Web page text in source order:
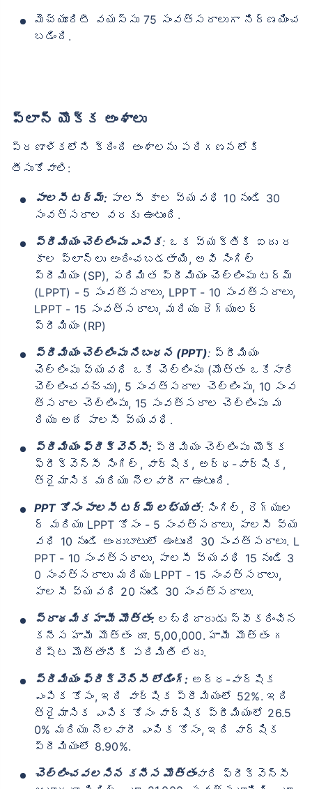
మెచ్యూరిటీ వయస్సు 75 సంవత్సరాలుగా నిర్ణయించ
బడింది.
ప్లాన్ యొక్క అంశాలు
ప్రణాళికలోని క్రింది అంశాలను పరిగణనలోకి
తీసుకోవాలి:
పాలసీ టర్మ్: పాలసీ కాల వ్యవధి 10 నుండి 30
సంవత్సరాల వరకు ఉంటుంది.
ప్రీమియం చెల్లింపు ఎంపిక: ఒక వ్యక్తికి ఐదు ర
కాల ప్లాన్‌లు అందించబడతాయి, అవి సింగిల్
ప్రీమియం (SP), పరిమిత ప్రీమియం చెల్లింపు టర్మ్
(LPPT) - 5 సంవత్సరాలు, LPPT - 10 సంవత్సరాలు,
LPPT - 15 సంవత్సరాలు, మరియు రెగ్యులర్
ప్రీమియం (RP)
ప్రీమియం చెల్లింపు నిబంధన (PPT): ప్రీమియం
చెల్లింపు వ్యవధి ఒకే చెల్లింపు (మొత్తం ఒకేసారి
చెల్లించవచ్చు), 5 సంవత్సరాల చెల్లింపు, 10 సంవ
త్సరాల చెల్లింపు, 15 సంవత్సరాల చెల్లింపు మ
రియు అదే పాలసీ వ్యవధి.
ప్రీమియం ఫ్రీక్వెన్సీ: ప్రీమియం చెల్లింపు యొక్క
ఫ్రీక్వెన్సీ సింగిల్, వార్షిక, అర్ధ-వార్షిక,
త్రైమాసిక మరియు నెలవారీగా ఉంటుంది.
PPT కోసం పాలసీ టర్మ్ లభ్యత: సింగిల్, రెగ్యుల
ర్ మరియు LPPT కోసం - 5 సంవత్సరాలు, పాలసీ వ్య
వధి 10 నుండి అందుబాటులో ఉంటుంది 30 సంవత్సరాలు. L
PPT - 10 సంవత్సరాలు, పాలసీ వ్యవధి 15 నుండి 3
0 సంవత్సరాలు మరియు LPPT - 15 సంవత్సరాలు,
పాలసీ వ్యవధి 20 నుండి 30 సంవత్సరాలు.
ప్రాథమిక హామీ మొత్తం: లబ్ధిదారుడు స్వీకరించిన
కనీస హామీ మొత్తం రూ. 5,00,000. హామీ మొత్తం గ
రిష్ట మొత్తానికి పరిమితి లేదు.
ప్రీమియం ఫ్రీక్వెన్సీ లోడింగ్: అర్ధ-వార్షిక
ఎంపిక కోసం, ఇది వార్షిక ప్రీమియంలో 52%. ఇది
త్రైమాసిక ఎంపిక కోసం వార్షిక ప్రీమియంలో 26.5
0% మరియు నెలవారీ ఎంపిక కోసం, ఇది వార్షిక
ప్రీమియంలో 8.90%.
చెల్లించవలసిన కనీస మొత్తంవారి ఫ్రీక్వెన్సీ